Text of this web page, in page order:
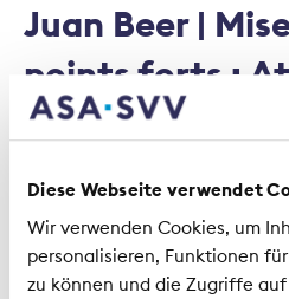
Diese Webseite verwendet
Wir verwenden Cookies, um
personalisieren, Funktionen
zu können und die Zugriffe
Juan Beer |
points forts :
maintenir
risques majeurs
240206_SVV-